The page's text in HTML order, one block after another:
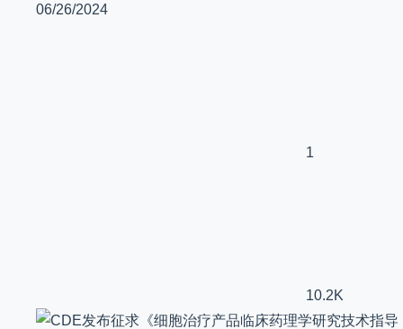
06/26/2024
1
10.2K